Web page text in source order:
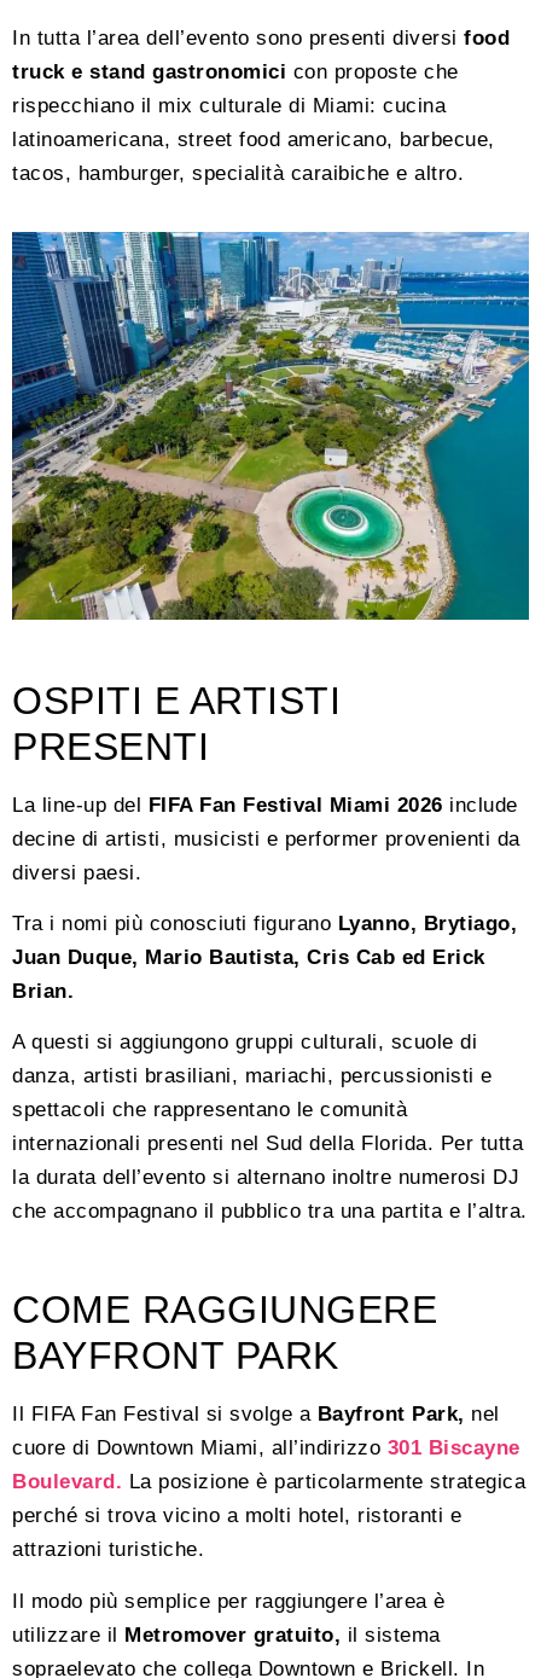
In tutta l’area dell’evento sono presenti diversi food
truck e stand gastronomici con proposte che
rispecchiano il mix culturale di Miami: cucina
latinoamericana, street food americano, barbecue,
tacos, hamburger, specialità caraibiche e altro.
OSPITI E ARTISTI
PRESENTI
La line-up del FIFA Fan Festival Miami 2026 include
decine di artisti, musicisti e performer provenienti da
diversi paesi.
Tra i nomi più conosciuti figurano Lyanno, Brytiago,
Juan Duque, Mario Bautista, Cris Cab ed Erick
Brian.
A questi si aggiungono gruppi culturali, scuole di
danza, artisti brasiliani, mariachi, percussionisti e
spettacoli che rappresentano le comunità
internazionali presenti nel Sud della Florida. Per tutta
la durata dell’evento si alternano inoltre numerosi DJ
che accompagnano il pubblico tra una partita e l’altra.
COME RAGGIUNGERE
BAYFRONT PARK
Il FIFA Fan Festival si svolge a Bayfront Park, nel
cuore di Downtown Miami, all’indirizzo 301 Biscayne
Boulevard. La posizione è particolarmente strategica
perché si trova vicino a molti hotel, ristoranti e
attrazioni turistiche.
Il modo più semplice per raggiungere l’area è
utilizzare il Metromover gratuito, il sistema
sopraelevato che collega Downtown e Brickell. In